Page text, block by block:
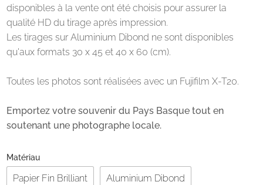
disponibles à la vente ont été choisis pour assurer la
qualité HD du tirage après impression.
Les tirages sur Aluminium Dibond ne sont disponibles
qu'aux formats 30 x 45 et 40 x 60 (cm).
Toutes les photos sont réalisées avec un Fujifilm X-T20.
Emportez votre souvenir du Pays Basque tout en
soutenant une photographe locale.
Matériau
Papier Fin Brilliant Aluminium Dibond